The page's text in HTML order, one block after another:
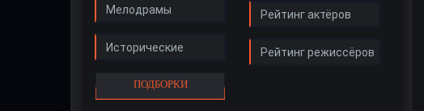
Мелодрамы
Исторические
ПОДБОРКИ
Рейтинг актёров
Рейтинг режиссёров